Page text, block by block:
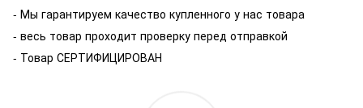
- Мы гарантируем качество купленного у нас товара
- весь товар проходит проверку перед отправкой
- Товар СЕРТИФИЦИРОВАН